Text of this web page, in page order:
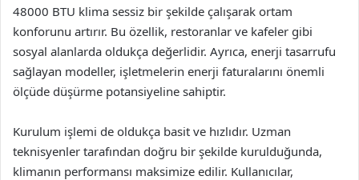
48000 BTU klima sessiz bir şekilde çalışarak ortam
konforunu artırır. Bu özellik, restoranlar ve kafeler gibi
sosyal alanlarda oldukça değerlidir. Ayrıca, enerji tasarrufu
sağlayan modeller, işletmelerin enerji faturalarını önemli
ölçüde düşürme potansiyeline sahiptir.
Kurulum işlemi de oldukça basit ve hızlıdır. Uzman
teknisyenler tarafından doğru bir şekilde kurulduğunda,
klimanın performansı maksimize edilir. Kullanıcılar,